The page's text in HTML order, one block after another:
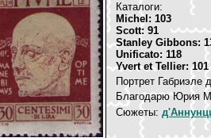
Каталоги:
Michel: 103
Scott: 91
Stanley Gibbons:
Unificato: 118
Yvert et Tellier: 101
Портрет Габриэле
Благодарю Юрия
Сюжеты: